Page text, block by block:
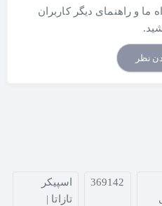
ما و راهنمای دیگر کاربران
نظر
369142
اسپیکر
تازاتا |